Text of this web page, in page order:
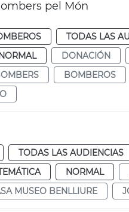
pel Món
TODAS LAS
DONACIÓN
BOMBEROS
TODAS LAS AUDIENCIAS
NORMAL
MUSEO BENLLIURE